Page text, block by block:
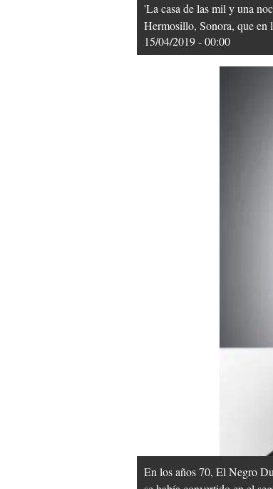
'La casa de las mil y una
Hermosillo, Sonora, que en
15/04/2019 - 00:00
En los años 70, El Negro